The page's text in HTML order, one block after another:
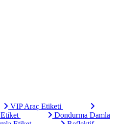
VIP Araç Etiketi
Dondurma Damla